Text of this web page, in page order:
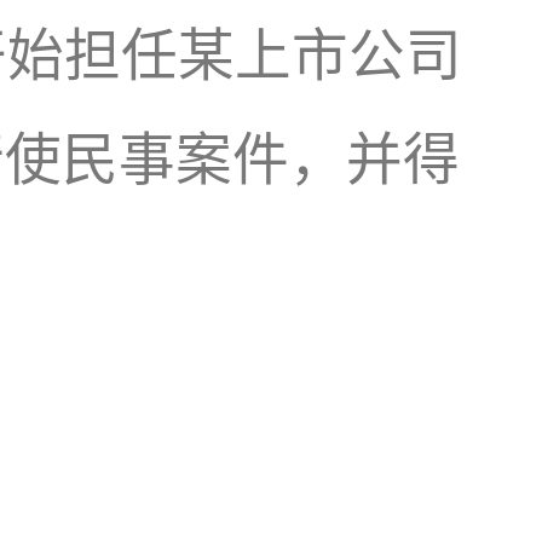
担任某上市公司
民事案件，并得